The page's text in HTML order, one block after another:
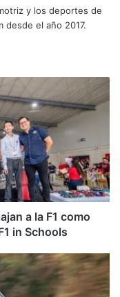
y los deportes de
desde el año 2017.
a la F1 como
in Schools